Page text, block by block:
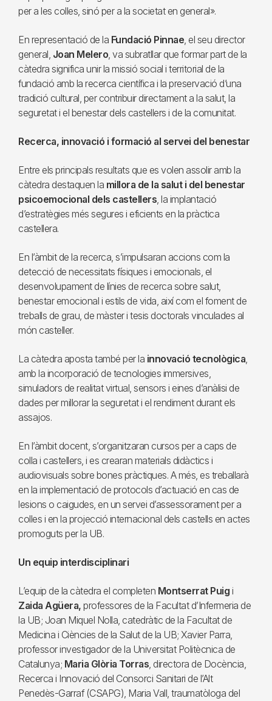
per a les colles, sinó per a la societat en general».
En representació de la Fundació Pinnae, el seu director
general, Joan Melero, va subratllar que formar part de la
càtedra significa unir la missió social i territorial de la
fundació amb la recerca científica i la preservació d’una
tradició cultural, per contribuir directament a la salut, la
seguretat i el benestar dels castellers i de la comunitat.
Recerca, innovació i formació al servei del benestar
Entre els principals resultats que es volen assolir amb la
càtedra destaquen la millora de la salut i del benestar
psicoemocional dels castellers, la implantació
d’estratègies més segures i eficients en la pràctica
castellera.
En l’àmbit de la recerca, s’impulsaran accions com la
detecció de necessitats físiques i emocionals, el
desenvolupament de línies de recerca sobre salut,
benestar emocional i estils de vida, així com el foment de
treballs de grau, de màster i tesis doctorals vinculades al
món casteller.
La càtedra aposta també per la innovació tecnològica,
amb la incorporació de tecnologies immersives,
simuladors de realitat virtual, sensors i eines d’anàlisi de
dades per millorar la seguretat i el rendiment durant els
assajos.
En l’àmbit docent, s’organitzaran cursos per a caps de
colla i castellers, i es crearan materials didàctics i
audiovisuals sobre bones pràctiques. A més, es treballarà
en la implementació de protocols d’actuació en cas de
lesions o caigudes, en un servei d’assessorament per a
colles i en la projecció internacional dels castells en actes
promoguts per la UB.
Un equip interdisciplinari
L’equip de la càtedra el completen Montserrat Puig i
Zaida Agüera, professores de la Facultat d’Infermeria de
la UB; Joan Miquel Nolla, catedràtic de la Facultat de
Medicina i Ciències de la Salut de la UB; Xavier Parra,
professor investigador de la Universitat Politècnica de
Catalunya; Maria Glòria Torras, directora de Docència,
Recerca i Innovació del Consorci Sanitari de l’Alt
Penedès-Garraf (CSAPG), Maria Vall, traumatòloga del